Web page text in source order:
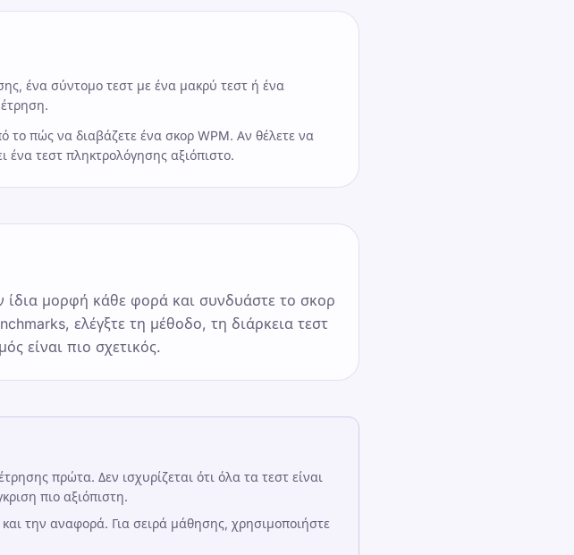
ένα σύντομο τεστ με ένα μακρύ τεστ ή ένα
το πώς να διαβάζετε ένα σκορ WPM. Αν θέλετε να
ένα τεστ πληκτρολόγησης αξιόπιστο.
ίδια μορφή κάθε φορά και συνδυάστε το σκορ
ελέγξτε τη μέθοδο, τη διάρκεια τεστ
είναι πιο σχετικός.
πρώτα. Δεν ισχυρίζεται ότι όλα τα τεστ είναι
πιο αξιόπιστη.
την αναφορά. Για σειρά μάθησης, χρησιμοποιήστε